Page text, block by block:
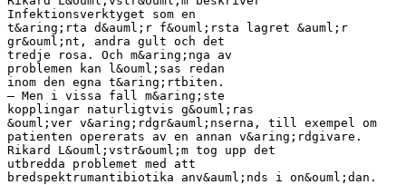
Infektionsverktyget som en
t&aring;rta d&auml;r f&ouml;rsta lagret &auml;r
gr&ouml;nt, andra gult och det
tredje rosa. Och m&aring;nga av
problemen kan l&ouml;sas redan
inom den egna t&aring;rtbiten.
– Men i vissa fall m&aring;ste
kopplingar naturligtvis g&ouml;ras
&ouml;ver v&aring;rdgr&auml;nserna, till exempel om
patienten opererats av en annan v&aring;rdgivare.
Rikard L&ouml;vstr&ouml;m tog upp det
utbredda problemet med att
bredspektrumantibiotika anv&auml;nds i on&ouml;dan.